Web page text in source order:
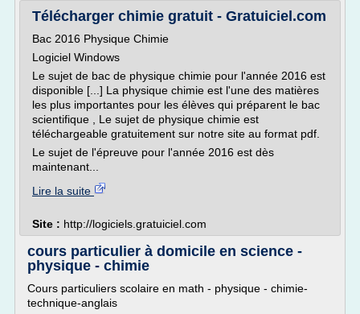
Télécharger chimie gratuit - Gratuiciel.com
Bac 2016 Physique Chimie
Logiciel Windows
Le sujet de bac de physique chimie pour l'année 2016 est
disponible [...] La physique chimie est l'une des matières
les plus importantes pour les élèves qui préparent le bac
scientifique , Le sujet de physique chimie est
téléchargeable gratuitement sur notre site au format pdf.
Le sujet de l'épreuve pour l'année 2016 est dès
maintenant...
Lire la suite
Site : http://logiciels.gratuiciel.com
cours particulier à domicile en science -
physique - chimie
Cours particuliers scolaire en math - physique - chimie-
technique-anglais